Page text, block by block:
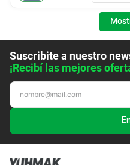
Suscribite a nuestro
¡Recibí las mejores